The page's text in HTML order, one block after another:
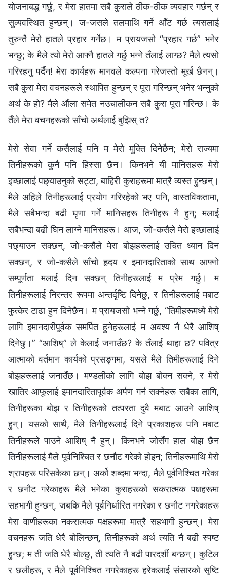
योजनाबद्ध गर्छु, र मेरा हातमा सबै कुराले ठीक-ठीक व्यवहार गर्छन् र
सुव्यवस्थित हुन्छन्। ज-जसले तलमाथि गर्ने आँट गर्छ त्यसलाई
तुरुन्तै मेरो हातले प्रहार गर्नेछ। म प्रायजसो “प्रहार गर्छ” भनेर
भन्छु; के मैले त्यो मेरो आफ्‍नै हातले गर्छु भन्‍ने तँलाई लाग्छ? मैले त्यसो
गरिरहनु पर्दैन! मेरा कार्यहरू मानवले कल्‍पना गरेजस्तो मूर्ख छैनन्।
सबै कुरा मेरा वचनहरूले स्थापित हुन्छन् र पूरा गरिन्छन् भनेर भन्‍नुको
अर्थ के हो? मैले औंला समेत नउचालीकन सबै कुरा पूरा गरिन्छ। के
तैँले मेरा वचनहरूको साँचो अर्थलाई बुझिस् त?
मेरो सेवा गर्ने कसैलाई पनि म मेरो मुक्ति दिनेछैन; मेरो राज्यमा
तिनीहरूको कुनै पनि हिस्सा छैन। किनभने यी मानिसहरू मेरो
इच्छालाई पछ्याउनुको सट्टा, बाहिरी कुराहरूमा मात्रै व्यस्त हुन्छन्।
मैले अहिले तिनीहरूलाई प्रयोग गरिरहेको भए पनि, वास्तविकतामा,
मैले सबैभन्दा बढी घृणा गर्ने मानिसहरू तिनीहरू नै हुन्; मलाई
सबैभन्दा बढी घिन लाग्‍ने मानिसहरू। आज, जो-कसैले मेरो इच्छालाई
पछ्याउन सक्छन्, जो-कसैले मेरा बोझहरूलाई उचित ध्यान दिन
सक्छन्, र जो-कसैले साँचो हृदय र इमानदारिताको साथ आफ्‍नो
सम्पूर्णता मलाई दिन सक्छन् तिनीहरूलाई म प्रेम गर्छु। म
तिनीहरूलाई निरन्तर रूपमा अन्तर्दृष्टि दिनेछु, र तिनीहरूलाई मबाट
फुत्केर टाढा हुन दिनेछैन। म प्रायजसो भन्‍ने गर्छु, “तिमीहरूमध्ये मेरो
लागि इमानदारीपूर्वक समर्पित हुनेहरूलाई म अवश्य नै धेरै आशिष्‌
दिनेछु।” “आशिष्‌” ले केलाई जनाउँछ? के तँलाई थाहा छ? पवित्र
आत्‍माको वर्तमान कार्यको प्रसङ्गमा, यसले मैले तिमीहरूलाई दिने
बोझहरूलाई जनाउँछ। मण्डलीको लागि बोझ बोक्‍न सक्‍ने, र मेरो
खातिर आफूलाई इमानदारितापूर्वक अर्पण गर्न सक्‍नेहरू सबैका लागि,
तिनीहरूका बोझ र तिनीहरूको तत्परता दुवै मबाट आउने आशिष्‌
हुन्। यसको साथै, मैले तिनीहरूलाई दिने प्रकाशहरू पनि मबाट
तिनीहरूले पाउने आशिष्‌ नै हुन्। किनभने जोसँग हाल बोझ छैन
तिनीहरूलाई मैले पूर्वनिश्चित र छनौट गरेको होइन; तिनीहरूमाथि मेरो
श्रापहरू परिसकेका छन्। अर्को शब्‍दमा भन्दा, मैले पूर्वनिश्चित गरेका
र छनौट गरेकाहरू मैले भनेका कुराहरूको सकरात्मक पक्षहरूमा
सहभागी हुन्छन्, जबकि मैले पूर्वनिर्धारित नगरेका र छनौट नगरेकाहरू
मेरा वाणीहरूका नकरात्मक पक्षहरूमा मात्रै सहभागी हुन्छन्। मेरा
वचनहरू जति धेरै बोलिन्छन्, तिनीहरूको अर्थ त्यति नै बढी स्पष्ट
हुन्छ; म ती जति धेरै बोल्छु, ती त्यति नै बढी पारदर्शी बन्छन्। कुटिल
र छलीहरू, र मैले पूर्वनिश्चित नगरेकाहरू हरेकलाई संसारको सृष्टि